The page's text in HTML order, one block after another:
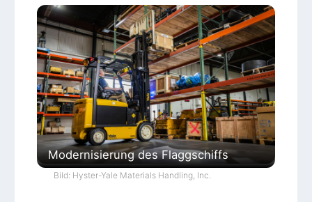
Modernisierung des Flaggschiffs
Bild: Hyster-Yale Materials Handling, Inc.